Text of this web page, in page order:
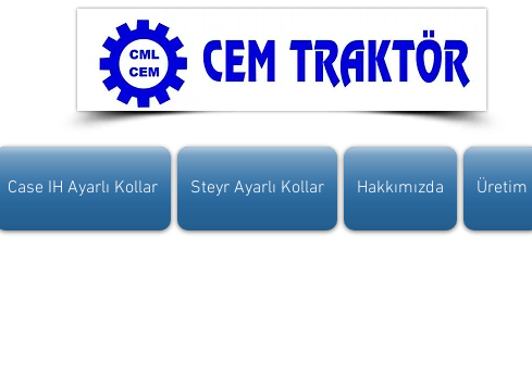
Case IH Ayarlı Kollar Steyr Ayarlı Kollar Hakkımızda Üretim